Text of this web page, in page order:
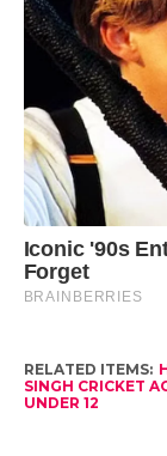
RELATED ITEMS:
SINGH CRICKET
UNDER 12